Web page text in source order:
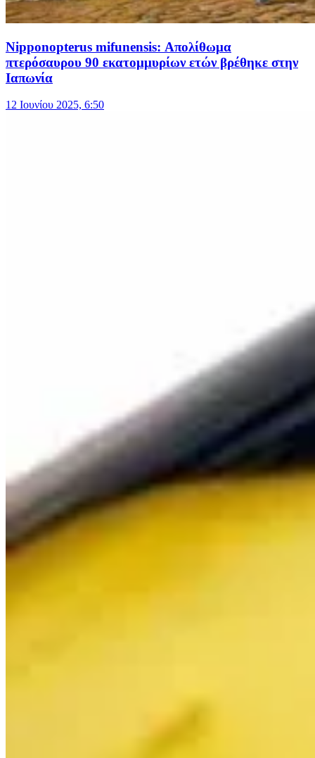
Nipponopterus mifunensis: Απολίθωμα
πτερόσαυρου 90 εκατομμυρίων ετών βρέθηκε στην
Ιαπωνία
12 Ιουνίου 2025, 6:50